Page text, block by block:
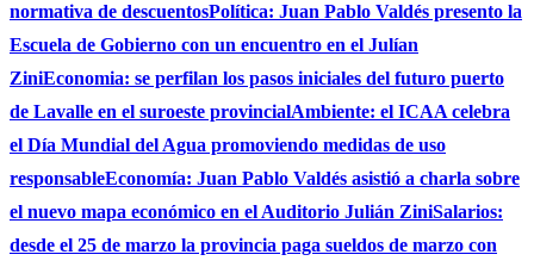
normativa de descuentosPolítica: Juan Pablo Valdés presento la
Escuela de Gobierno con un encuentro en el Julían
ZiniEconomia: se perfilan los pasos iniciales del futuro puerto
de Lavalle en el suroeste provincialAmbiente: el ICAA celebra
el Día Mundial del Agua promoviendo medidas de uso
responsableEconomía: Juan Pablo Valdés asistió a charla sobre
el nuevo mapa económico en el Auditorio Julián ZiniSalarios:
desde el 25 de marzo la provincia paga sueldos de marzo con